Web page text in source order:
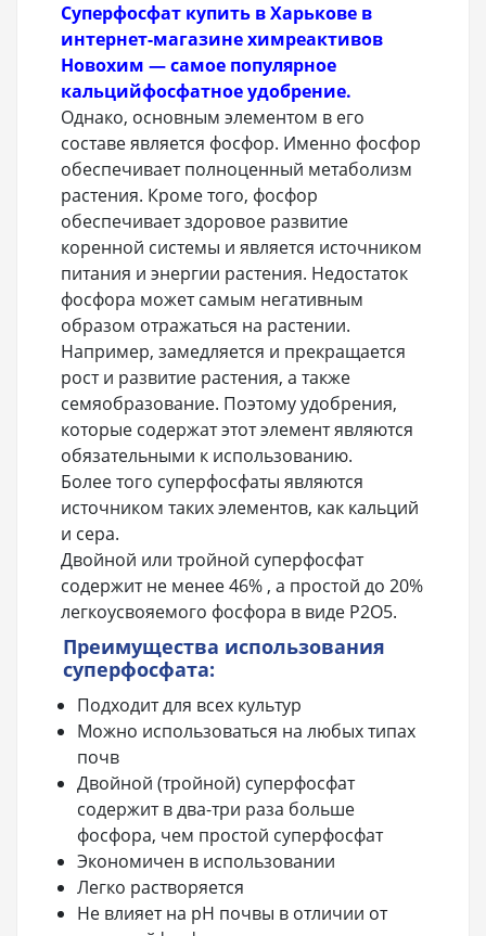
Суперфосфат купить в Харькове в
интернет-магазине химреактивов
Новохим — самое популярное
кальцийфосфатное удобрение.
Однако, основным элементом в его
составе является фосфор. Именно фосфор
обеспечивает полноценный метаболизм
растения. Кроме того, фосфор
обеспечивает здоровое развитие
коренной системы и является источником
питания и энергии растения. Недостаток
фосфора может самым негативным
образом отражаться на растении.
Например, замедляется и прекращается
рост и развитие растения, а также
семяобразование. Поэтому удобрения,
которые содержат этот элемент являются
обязательными к использованию.
Более того суперфосфаты являются
источником таких элементов, как кальций
и сера.
Двойной или тройной суперфосфат
содержит не менее 46% , а простой до 20%
легкоусвояемого фосфора в виде P2O5.
Преимущества использования
суперфосфата:
Подходит для всех культур
Можно использоваться на любых типах
почв
Двойной (тройной) суперфосфат
содержит в два-три раза больше
фосфора, чем простой суперфосфат
Экономичен в использовании
Легко растворяется
Не влияет на рН почвы в отличии от